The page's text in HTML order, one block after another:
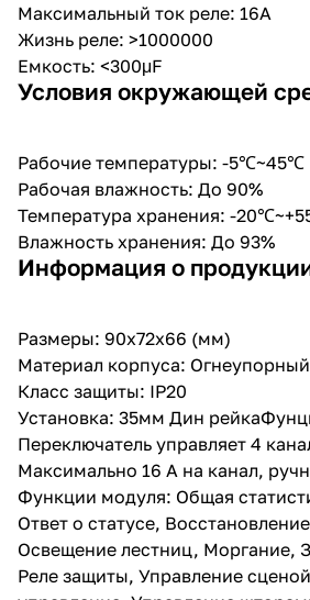
Максимальный ток реле: 16А
Жизнь реле: >1000000
Емкость: <300μF
Условия окружающей
Рабочие температуры: -5℃~45℃
Рабочая влажность: До 90%
Температура хранения: -
Влажность хранения: До 93%
Информация о
Размеры: 90х72х66 (мм)
Материал корпуса:
Класс защиты: IP20
Установка: 35мм Дин
Переключатель управляет 4
Максимально 16 A на канал,
Функции модуля: Общая
Ответ о статусе,
Освещение лестниц, Моргание,
Реле защиты, Управление